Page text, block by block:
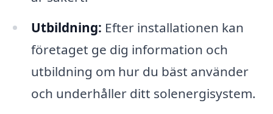
Utbildning: Efter installationen kan
företaget ge dig information och
utbildning om hur du bäst använder
och underhåller ditt solenergisystem.